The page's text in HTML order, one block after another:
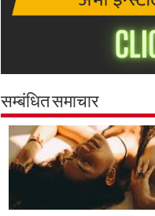
सम्बंधित समाचार